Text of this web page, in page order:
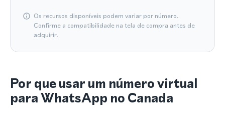
Os recursos disponíveis podem variar por número.
Confirme a compatibilidade na tela de compra antes de
adquirir.
Por que usar um número virtual
para WhatsApp no Canada